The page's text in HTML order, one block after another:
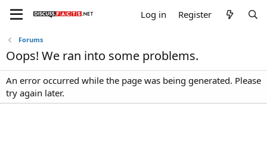
Log in Register
Forums
Oops! We ran into some problems.
An error occurred while the page was being generated. Please
try again later.